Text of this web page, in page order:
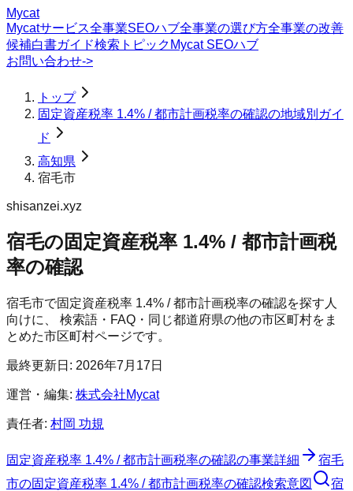
Mycat
Mycatサービス全事業SEOハブ全事業の選び方全事業の改善
候補白書ガイド検索トピック Mycat SEOハブ
お問い合わせ->
トップ
固定資産税率 1.4% / 都市計画税率の確認の地域別ガイ
ド
高知県
宿毛市
shisanzei.xyz
宿毛の固定資産税率 1.4% / 都市計画税
率の確認
宿毛市で固定資産税率 1.4% / 都市計画税率の確認を探す人
向けに、 検索語・FAQ・同じ都道府県の他の市区町村をま
とめた市区町村ページです。
最終更新日: 2026年7月17日
運営・編集: 株式会社Mycat
責任者: 村岡 功規
固定資産税率 1.4% / 都市計画税率の確認の事業詳細
宿毛
市の固定資産税率 1.4% / 都市計画税率の確認検索意図
宿